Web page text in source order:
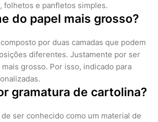
folhetos e panfletos simples.
do papel mais grosso?
por duas camadas que podem
diferentes. Justamente por ser
mais grosso. Por isso, indicado para
gramatura de cartolina?
ser conhecido como um material de